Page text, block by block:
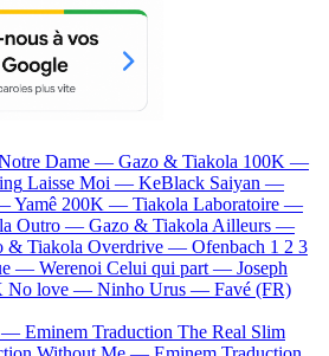
Dame — Gazo & Tiakola 100K —
Laisse Moi — KeBlack Saiyan —
Yamê 200K — Tiakola Laboratoire —
Outro — Gazo & Tiakola Ailleurs —
& Tiakola Overdrive — Ofenbach 1 2 3
— Werenoi Celui qui part — Joseph
No love — Ninho Urus — Favé (FR)
— Eminem Traduction The Real Slim